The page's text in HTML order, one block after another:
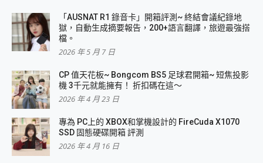
「AUSNAT R1 錄音卡」開箱評測~ 終結會議紀錄地
獄，自動生成摘要報告，200+語言翻譯，旅遊最強搭
檔。
2026 年 5 月 7 日
CP 值天花板~ Bongcom BS5 足球君開箱~ 短焦投影
機 3千元就能擁有！ 折扣碼在這～
2026 年 4 月 23 日
專為 PC上的 XBOX和掌機設計的 FireCuda X1070
SSD 固態硬碟開箱 評測
2026 年 4 月 16 日